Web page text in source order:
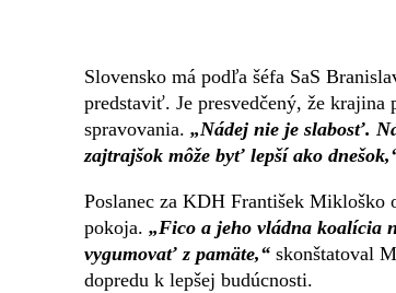
Slovensko má podľa šéfa SaS
predstaviť. Je presvedčený, že
spravovania. „Nádej nie je slabosť.
zajtrajšok môže byť lepší ako
Poslanec za KDH František Mikloško
pokoja. „Fico a jeho vládna koalícia
vygumovať z pamäte,“ skonštatoval
dopredu k lepšej budúcnosti.